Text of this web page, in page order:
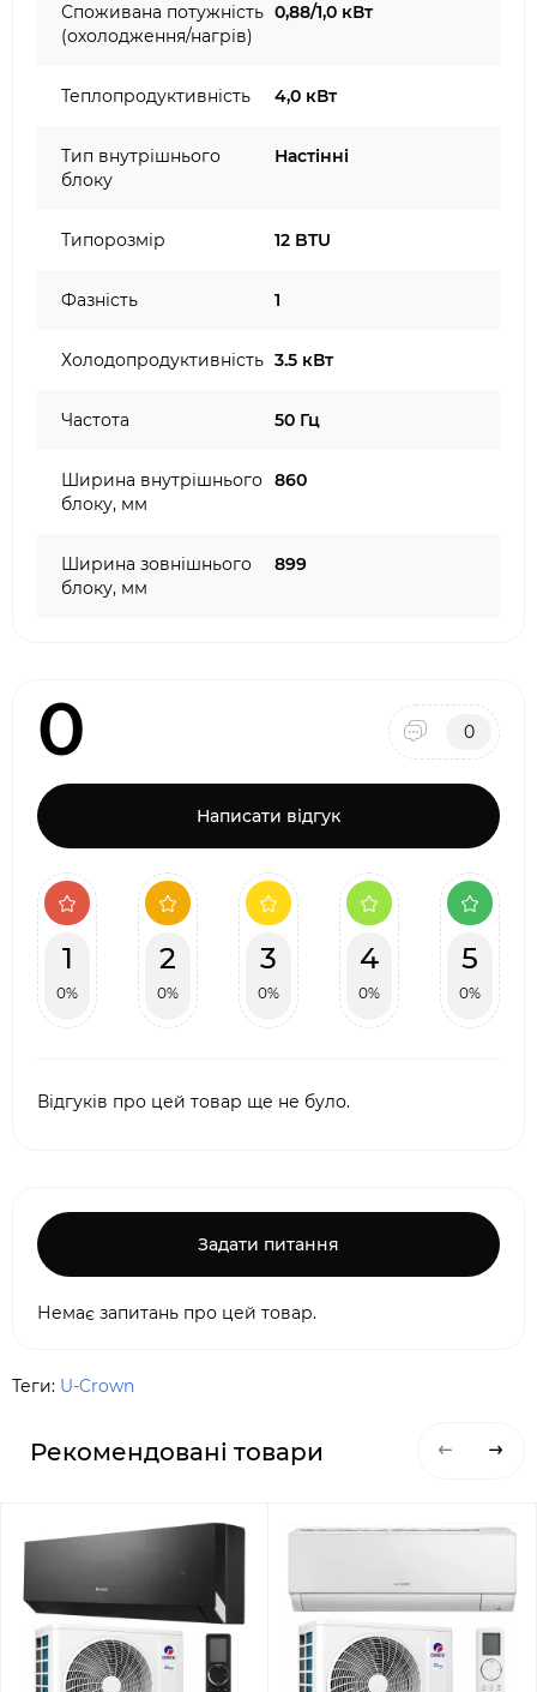
Споживана потужність
(охолодження/нагрів)
0,88/1,0 кВт
Теплопродуктивність 4,0 кВт
Тип внутрішнього
блоку
Настінні
Типорозмір 12 BTU
Фазність 1
Холодопродуктивність 3.5 кВт
Частота 50 Гц
Ширина внутрішнього
блоку, мм
860
Ширина зовнішнього
блоку, мм
899
0 0
Написати відгук
1
0%
2
0%
3
0%
4
0%
5
0%
Відгуків про цей товар ще не було.
Задати питання
Немає запитань про цей товар.
Теги: U-Crown
Рекомендовані товари